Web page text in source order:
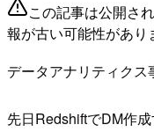
この記事は公開さ
報が古い可能性があり
データアナリティクス
先日RedshiftでDM作